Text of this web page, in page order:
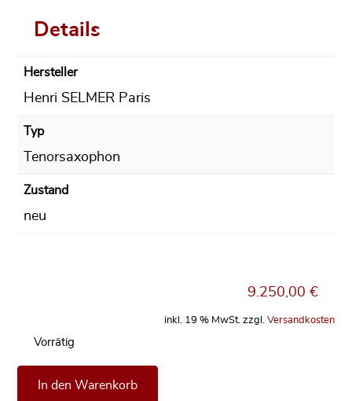
Details
Hersteller
Henri SELMER Paris
Typ
Tenorsaxophon
Zustand
neu
9.250,00€
inkl. 19 % MwSt. zzgl. Versandkosten
Vorrätig
In den Warenkorb